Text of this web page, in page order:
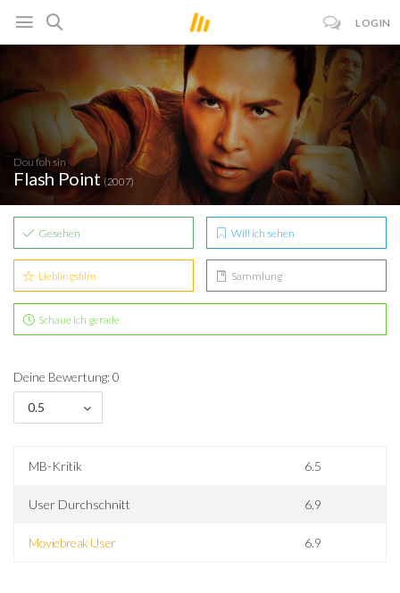
LOGIN
Dou foh sin
Flash Point(2007)
Gesehen Will ich sehen
Lieblingsfilm Sammlung
Schaue ich gerade
Deine Bewertung: 0
0.5
MB-Kritik 6.5
User Durchschnitt 6.9
Moviebreak User 6.9